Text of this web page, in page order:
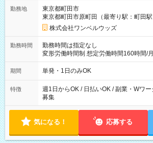
勤務地
東京都町田市
東京都町田市原町田（最寄り駅：町田駅
株式会社ワンベルウッズ
勤務時間
勤務時間は指定なし
変形労働時間制 想定労働時間160時間/月 【シフト例】 ・8：00
～21：00
期間 単発・1日のみOK
特徴
週1日からOK / 日払いOK / 副業・Wワ
募集
気になる！ 応募する